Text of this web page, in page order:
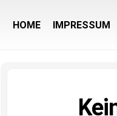
HOME IMPRESSUM